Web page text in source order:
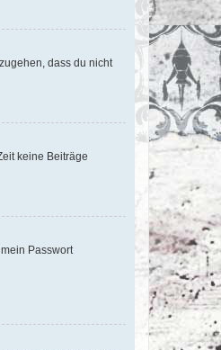
dass du nicht
keine Beiträge
Passwort